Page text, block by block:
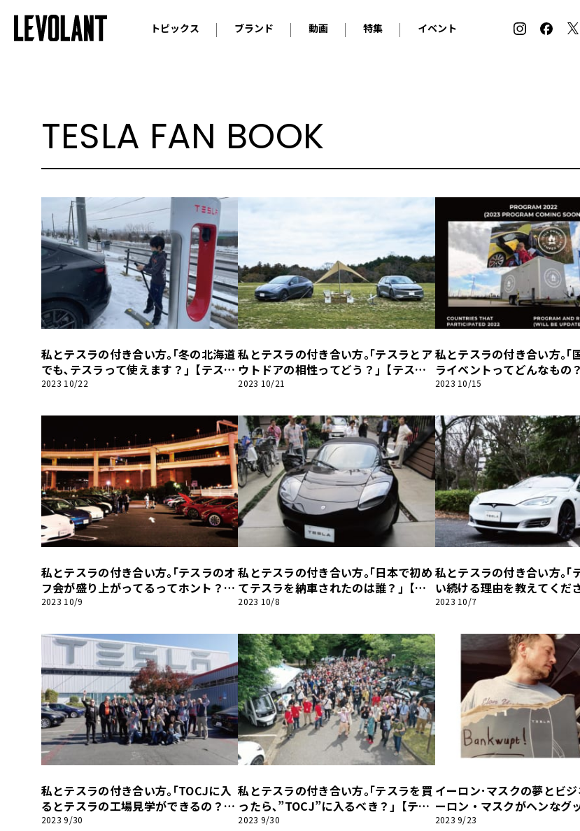
トピックス
コラム
ブランド
プジョー
ケータハム
ジャガー
ロータス
マクラーレン
モーガン
ロールス・ロイス
ボルボ
キャデラック
シボレー
ジープ
テスラ
ヒョンデ
BYD
その他
ホンダ
スバル
マツダ
三菱
ダイハツ
スズキ
光岡
その他
動画 特集 イベント
TESLA FAN BOOK
私とテスラの付き合い方｡｢冬の北海道
でも､テスラって使えます？｣【テスラ
ファンブック】
2023 10/22
私とテスラの付き合い方｡｢テスラとア
ウトドアの相性ってどう？｣【テスラ
ファンブック】
2023 10/21
私とテスラの付き合い方｡｢
ライベントってどんなもの
ラファンブック】
2023 10/15
私とテスラの付き合い方｡｢テスラのオ
フ会が盛り上がってるってホント？｣
【テスラファンブック】
2023 10/9
私とテスラの付き合い方｡｢日本で初め
てテスラを納車されたのは誰？｣【テ
スラファンブック】
2023 10/8
私とテスラの付き合い方｡｢
い続ける理由を教えてくだ
【テスラファンブック】
2023 10/7
私とテスラの付き合い方｡｢TOCJに入
るとテスラの工場見学ができるの？｣
【テスラファンブック】
2023 9/30
私とテスラの付き合い方｡｢テスラを買
ったら､”TOCJ”に入るべき？｣【テス
ラファンブック】
2023 9/30
イーロン･マスクの夢とビ
ーロン・マスクがヘンなグ
てるって？」【テスラファ
2023 9/23